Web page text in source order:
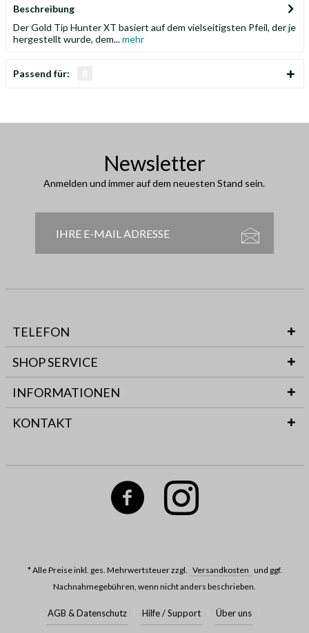
Beschreibung
Der Gold Tip Hunter XT basiert auf dem vielseitigsten Pfeil, der je
hergestellt wurde, dem...mehr
Passend für:
Newsletter
Anmelden und immer auf dem neuesten Stand sein.
TELEFON
SHOP SERVICE
INFORMATIONEN
KONTAKT
* Alle Preise inkl. ges. Mehrwertsteuer zzgl. Versandkosten und ggf.
Nachnahmegebühren, wenn nicht anders beschrieben.
AGB & Datenschutz Hilfe / Support Über uns